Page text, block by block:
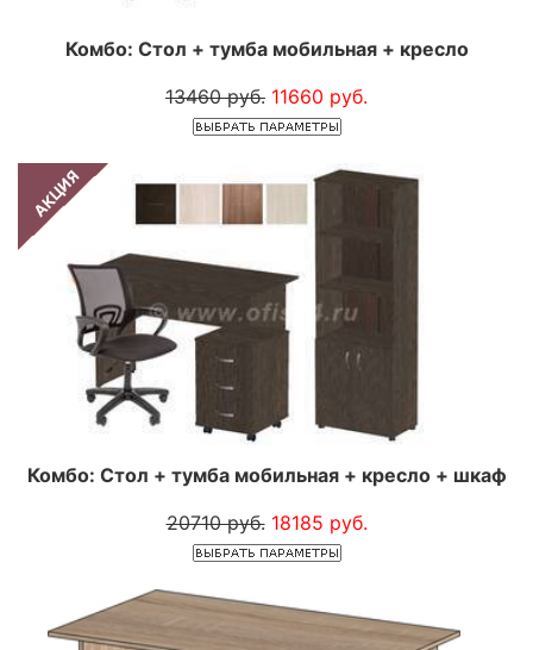
Комбо: Стол + тумба мобильная + кресло
13460 руб. 11660 руб.
АКЦИЯ
Комбо: Стол + тумба мобильная + кресло + шкаф
20710 руб. 18185 руб.